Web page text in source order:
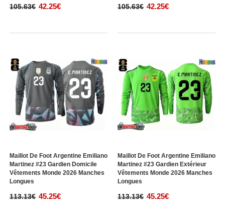
105.63€ 42.25€ 105.63€ 42.25€
Maillot De Foot Argentine Emiliano
Martinez #23 Gardien Domicile
Vêtements Monde 2026 Manches
Longues
113.13€ 45.25€
Maillot De Foot Argentine Emiliano
Martinez #23 Gardien Extérieur
Vêtements Monde 2026 Manches
Longues
113.13€ 45.25€